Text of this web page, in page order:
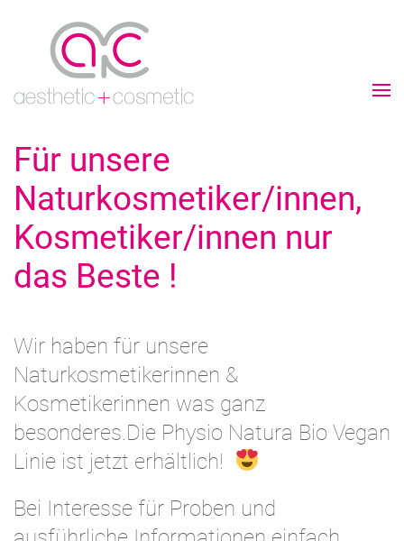
Für unsere
Naturkosmetiker/innen,
Kosmetiker/innen nur
das Beste !
Wir haben für unsere
Naturkosmetikerinnen &
Kosmetikerinnen was ganz
besonderes.Die Physio Natura Bio Vegan
Linie ist jetzt erhältlich!
Bei Interesse für Proben und